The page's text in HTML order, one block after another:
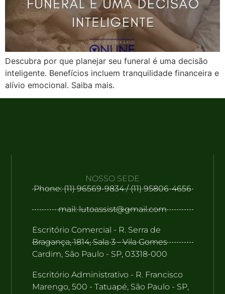
Descubra por que planejar seu funeral é uma decisão
inteligente. Benefícios incluem tranquilidade financeira e
alívio emocional. Saiba mais.
NOSSO SEDE
Phone: (11) 96569-9834 / (11) 95806-4656
mail: lutoassist@gmail.com
Escritório Comercial - R. Serra de
Bragança, 1814, Sala 3 - Vila Gomes
Cardim, São Paulo - SP, 03318-000
Escritório Administrativo - R. Francisco
Marengo, 500 - Tatuapé, São Paulo - SP,